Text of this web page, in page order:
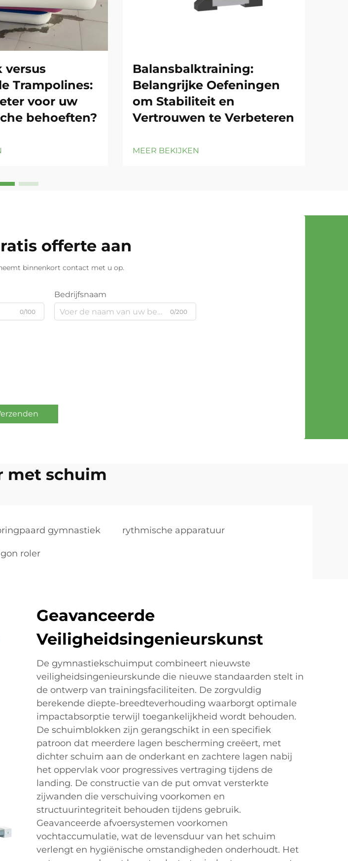
versus
Trampolines:
voor uw
behoeften?
Balansbalktraining:
Belangrijke Oefeningen
om Stabiliteit en
Vertrouwen te Verbeteren
MEER BEKIJKEN
offerte aan
binnenkort contact met u op.
0/100
Bedrijfsnaam
0/200
met schuim
gymnastiek rythmische apparatuur
roler
Geavanceerde
Veiligheidsingenieurskunst
De gymnastiekschuimput combineert nieuwste
veiligheidsingenieurskunde die nieuwe standaarden stelt in
de ontwerp van trainingsfaciliteiten. De zorgvuldig
berekende diepte-breedteverhouding waarborgt optimale
impactabsorptie terwijl toegankelijkheid wordt behouden.
De schuimblokken zijn gerangschikt in een specifiek
patroon dat meerdere lagen bescherming creëert, met
dichter schuim aan de onderkant en zachtere lagen nabij
het oppervlak voor progressives vertraging tijdens de
landing. De constructie van de put omvat versterkte
zijwanden die verschuiving voorkomen en
structuurintegriteit behouden tijdens gebruik.
Geavanceerde afvoersystemen voorkomen
vochtaccumulatie, wat de levensduur van het schuim
verlengt en hygiënische omstandigheden onderhoudt. Het